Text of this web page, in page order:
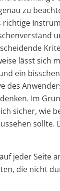
zu
richtige
lässt sich
ein
des
Im
sicher, wie
sollte.
jeder Seite
die nicht